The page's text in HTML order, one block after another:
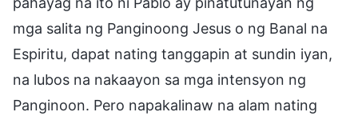
mga salita ng Panginoong Jesus o ng Banal na
Espiritu, dapat nating tanggapin at sundin iyan,
na lubos na nakaayon sa mga intensyon ng
Panginoon. Pero napakalinaw na alam nating